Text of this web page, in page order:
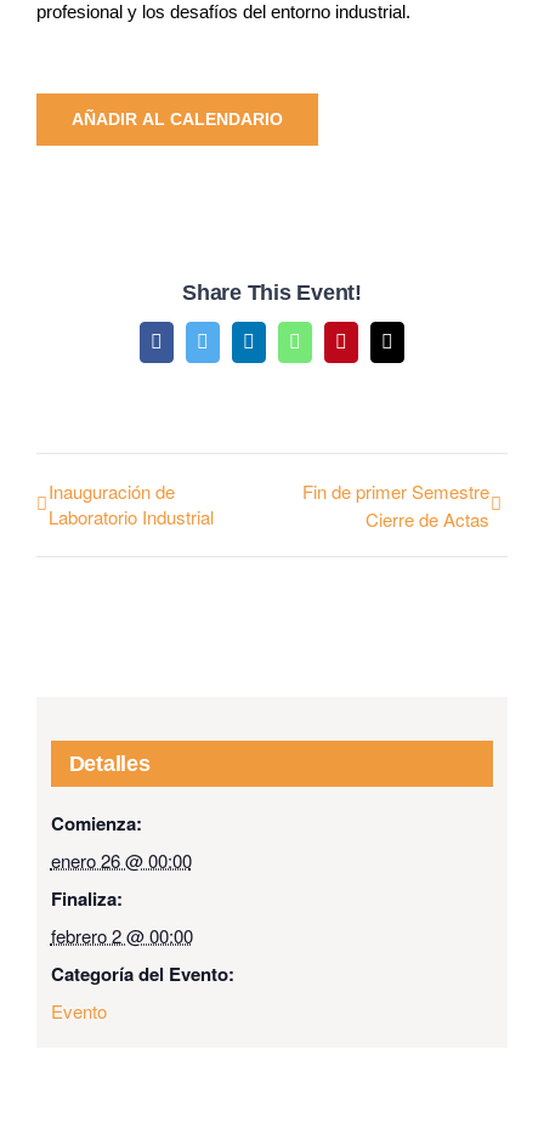
profesional y los desafíos del entorno industrial.
AÑADIR AL CALENDARIO
Share This Event!
FacebookTwitterLinkedInWhatsAppPinterestEmail
Inauguración de
Laboratorio Industrial
Fin de primer Semestre
Cierre de Actas
Detalles
Comienza:
enero 26 @ 00:00
Finaliza:
febrero 2 @ 00:00
Categoría del Evento:
Evento